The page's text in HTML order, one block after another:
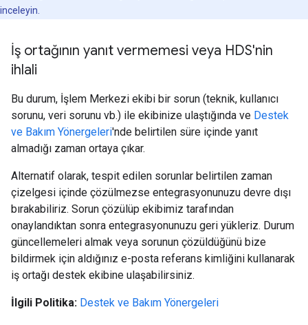
inceleyin.
İş ortağının yanıt vermemesi veya HDS'nin
ihlali
Bu durum, İşlem Merkezi ekibi bir sorun (teknik, kullanıcı
sorunu, veri sorunu vb.) ile ekibinize ulaştığında ve Destek
ve Bakım Yönergeleri'nde belirtilen süre içinde yanıt
almadığı zaman ortaya çıkar.
Alternatif olarak, tespit edilen sorunlar belirtilen zaman
çizelgesi içinde çözülmezse entegrasyonunuzu devre dışı
bırakabiliriz. Sorun çözülüp ekibimiz tarafından
onaylandıktan sonra entegrasyonunuzu geri yükleriz. Durum
güncellemeleri almak veya sorunun çözüldüğünü bize
bildirmek için aldığınız e-posta referans kimliğini kullanarak
iş ortağı destek ekibine ulaşabilirsiniz.
İlgili Politika: Destek ve Bakım Yönergeleri